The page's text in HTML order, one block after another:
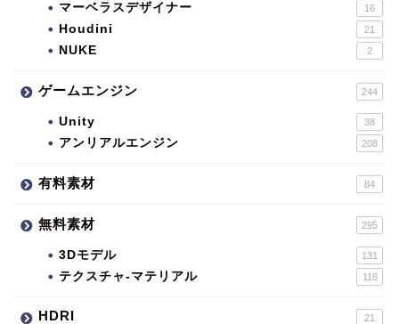
マーベラスデザイナー 16
Houdini 21
NUKE 2
ゲームエンジン 244
Unity 38
アンリアルエンジン 208
有料素材 84
無料素材 295
3Dモデル 131
テクスチャ-マテリアル 118
HDRI 21